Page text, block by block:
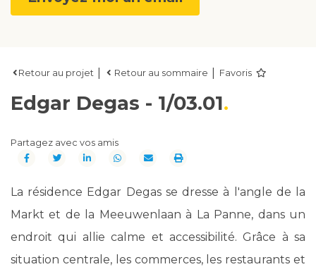
Retour au projet Retour au sommaire Favoris
Edgar Degas - 1/03.01
Partagez avec vos amis
La résidence Edgar Degas se dresse à l'angle de la
Markt et de la Meeuwenlaan à La Panne, dans un
endroit qui allie calme et accessibilité. Grâce à sa
situation centrale, les commerces, les restaurants et